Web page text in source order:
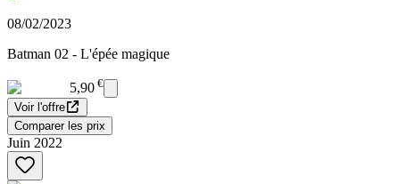
08/02/2023
Batman 02 - L'épée magique
5,90 €
Voir l'offre
Comparer les prix
Juin 2022